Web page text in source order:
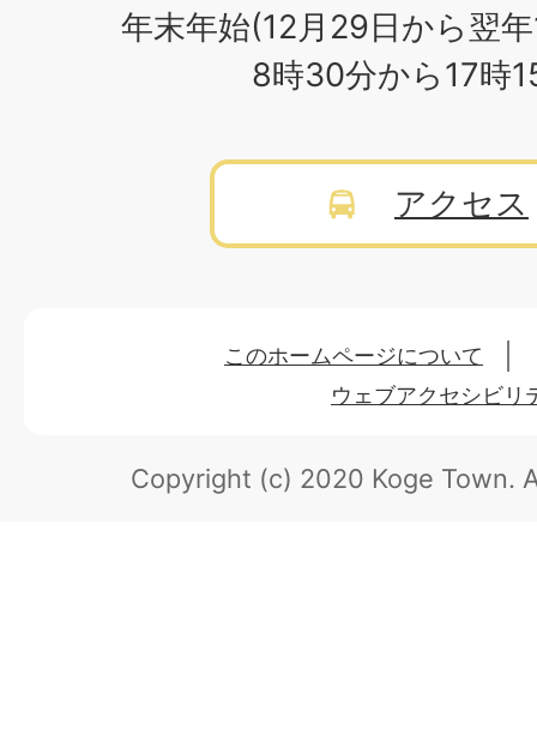
年末年始(12月29日から翌
8時30分から17時
アクセス
このホームページについて
ウェブアクセシビリ
Copyright (c) 2020 Koge Town.